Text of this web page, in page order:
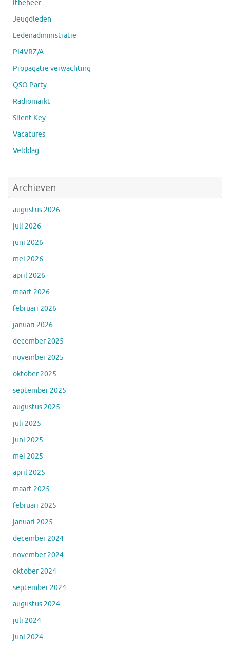
itbeheer
Jeugdleden
Ledenadministratie
PI4VRZ/A
Propagatie verwachting
QSO Party
Radiomarkt
Silent Key
Vacatures
Velddag
Archieven
augustus 2026
juli 2026
juni 2026
mei 2026
april 2026
maart 2026
februari 2026
januari 2026
december 2025
november 2025
oktober 2025
september 2025
augustus 2025
juli 2025
juni 2025
mei 2025
april 2025
maart 2025
februari 2025
januari 2025
december 2024
november 2024
oktober 2024
september 2024
augustus 2024
juli 2024
juni 2024